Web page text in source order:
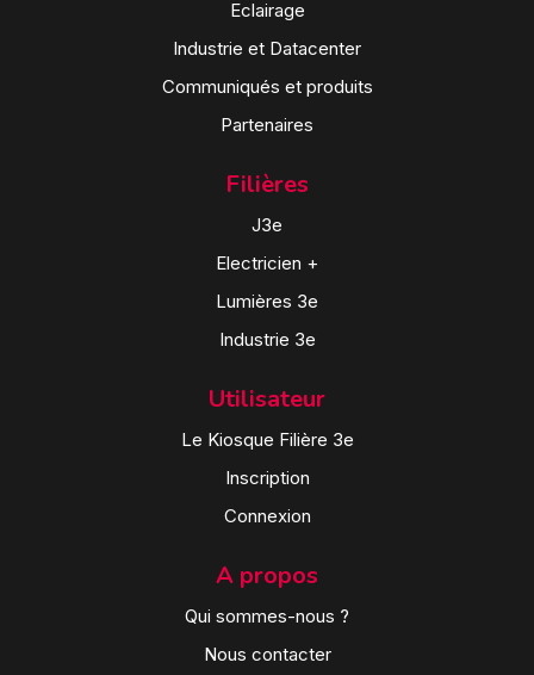
Eclairage
Industrie et Datacenter
Communiqués et produits
Partenaires
Filières
J3e
Electricien +
Lumières 3e
Industrie 3e
Utilisateur
Le Kiosque Filière 3e
Inscription
Connexion
A propos
Qui sommes-nous ?
Nous contacter